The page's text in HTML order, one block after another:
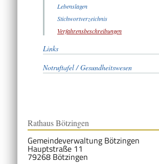
Lebenslagen
Stichwortverzeichnis
Verfahrensbeschreibungen
Links
Notruftafel / Gesundheitswesen
Rathaus Bötzingen
Gemeindeverwaltung Bötzingen
Hauptstraße 11
79268 Bötzingen